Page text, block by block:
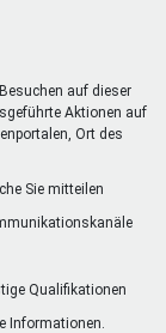
auf dieser
Aktionen auf
Ort des
Sie mitteilen
Qualifikationen
Informationen.